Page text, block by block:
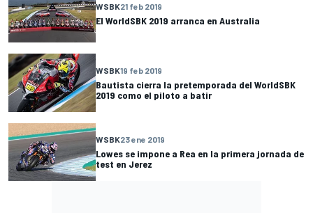
WSBK21 feb 2019
El WorldSBK 2019 arranca en Australia
WSBK19 feb 2019
Bautista cierra la pretemporada del WorldSBK
2019 como el piloto a batir
WSBK23 ene 2019
Lowes se impone a Rea en la primera jornada de
test en Jerez